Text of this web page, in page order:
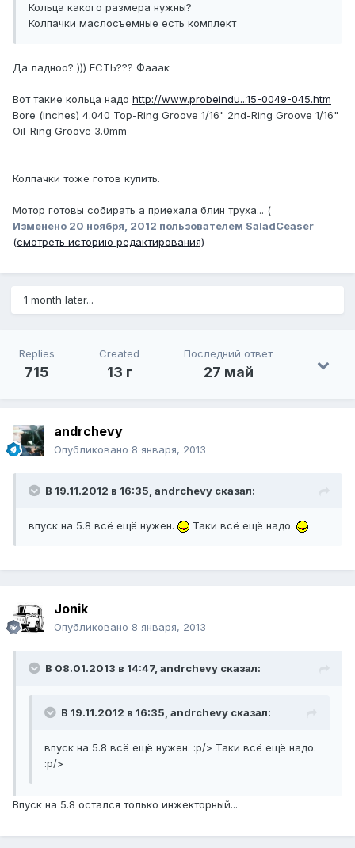
Кольца какого размера нужны?
Колпачки маслосъемные есть комплект
Да ладноо? ))) ЕСТЬ??? Фааак
Вот такие кольца надо http://www.probeindu...15-0049-045.htm
Bore (inches) 4.040 Top-Ring Groove 1/16" 2nd-Ring Groove 1/16"
Oil-Ring Groove 3.0mm
Колпачки тоже готов купить.
Мотор готовы собирать а приехала блин труха... (
Изменено 20 ноября, 2012 пользователем SaladCeaser
(смотреть историю редактирования)
1 month later...
Replies
715
Created
13 г
Последний ответ
27 май
andrchevy
Опубликовано 8 января, 2013
В 19.11.2012 в 16:35, andrchevy сказал:
впуск на 5.8 всё ещё нужен. Таки всё ещё надо.
Jonik
Опубликовано 8 января, 2013
В 08.01.2013 в 14:47, andrchevy сказал:
В 19.11.2012 в 16:35, andrchevy сказал:
впуск на 5.8 всё ещё нужен. :p/> Таки всё ещё надо.
:p/>
Впуск на 5.8 остался только инжекторный...